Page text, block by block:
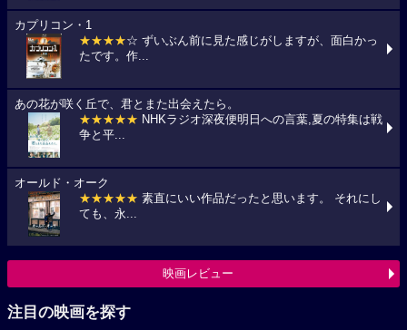
カプリコン・1
★★★★☆ ずいぶん前に見た感じがしますが、面白かっ
たです。作...
あの花が咲く丘で、君とまた出会えたら。
★★★★★ NHKラジオ深夜便明日への言葉,夏の特集は戦
争と平...
オールド・オーク
★★★★★ 素直にいい作品だったと思います。 それにし
ても、永...
映画レビュー
注目の映画を探す